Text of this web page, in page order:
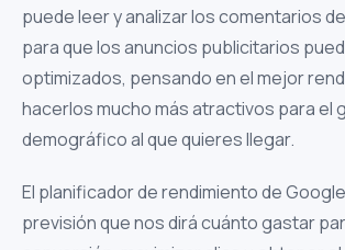
puede leer y analizar los comentarios
para que los anuncios publicitarios
optimizados, pensando en el mejor
hacerlos mucho más atractivos para el
demográfico al que quieres llegar.
El planificador de rendimiento de
previsión que nos dirá cuánto gastar